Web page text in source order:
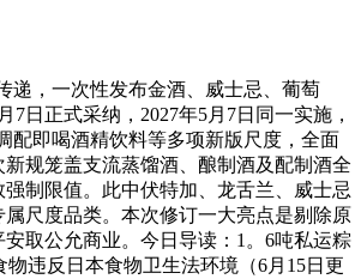
，一次性发布金酒、威士忌、葡萄
日正式采纳，2027年5月7日同一实施，
配即喝酒精饮料等多项新版尺度，全面
规笼盖支流蒸馏酒、酿制酒及配制酒全
制限值。此中伏特加、龙舌兰、威士忌
尺度品类。本次修订一大亮点是剔除原
取公允商业。今日导读：1。6吨私运粽
违反日本食物卫生法环境（6月15日更